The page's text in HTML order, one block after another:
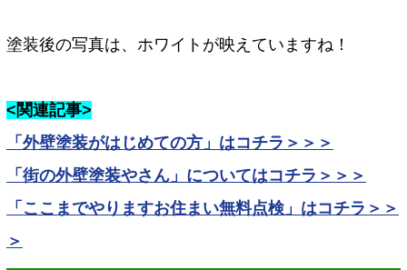
塗装後の写真は、ホワイトが映えていますね！
<関連記事>
「外壁塗装がはじめての方」はコチラ＞＞＞
「街の外壁塗装やさん」についてはコチラ＞＞＞
「ここまでやりますお住まい無料点検」はコチラ＞＞
＞